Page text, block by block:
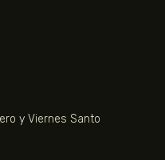
y Viernes Santo